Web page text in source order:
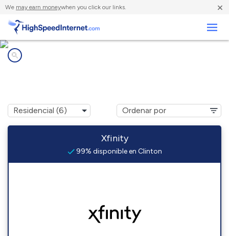
We may earn moneywhen you click our links. ×
Xfinity
99% disponible en Clinton